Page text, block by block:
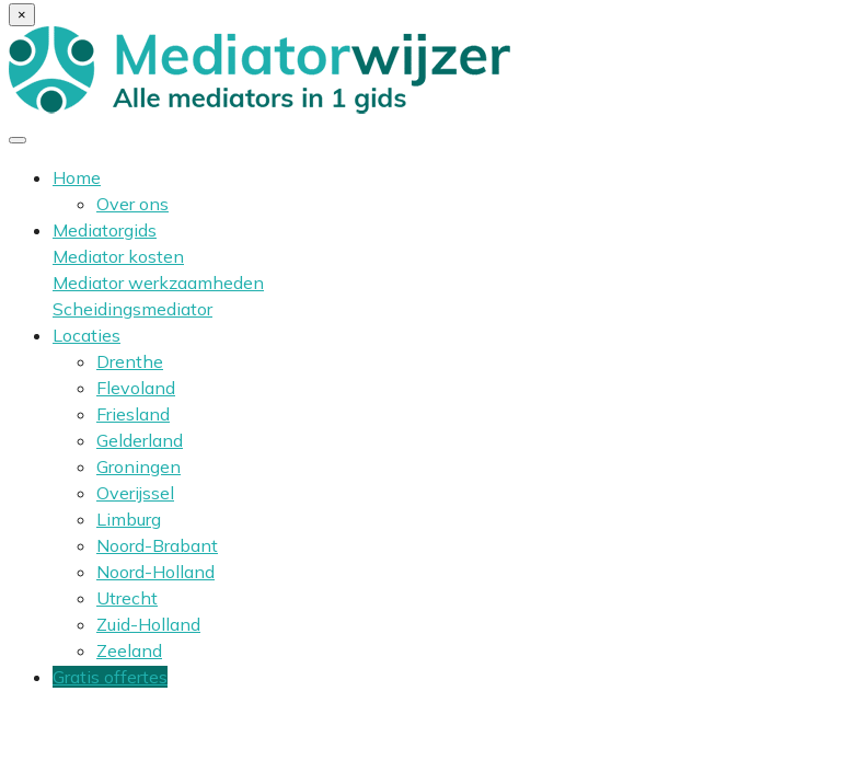
×
Home
Over ons
Mediatorgids
Mediator kosten
Mediator werkzaamheden
Scheidingsmediator
Locaties
Drenthe
Flevoland
Friesland
Gelderland
Groningen
Overijssel
Limburg
Noord-Brabant
Noord-Holland
Utrecht
Zuid-Holland
Zeeland
Gratis offertes